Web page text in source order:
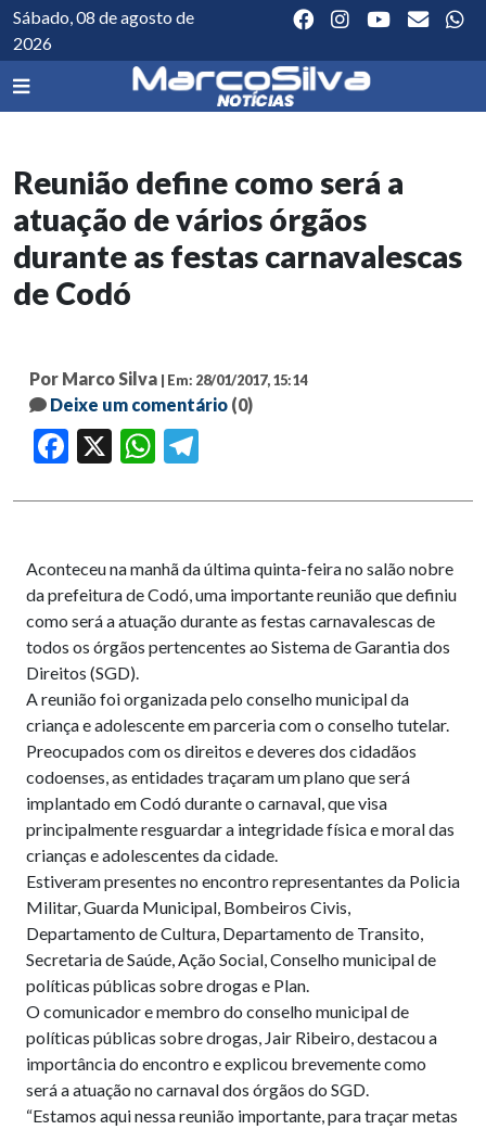
Sábado, 08 de agosto de
2026
Reunião define como será a
atuação de vários órgãos
durante as festas carnavalescas
de Codó
Por Marco Silva | Em: 28/01/2017, 15:14
Deixe um comentário (0)
Facebook WhatsApp
Aconteceu na manhã da última quinta-feira no salão nobre
da prefeitura de Codó, uma importante reunião que definiu
como será a atuação durante as festas carnavalescas de
todos os órgãos pertencentes ao Sistema de Garantia dos
Direitos (SGD).
A reunião foi organizada pelo conselho municipal da
criança e adolescente em parceria com o conselho tutelar.
Preocupados com os direitos e deveres dos cidadãos
codoenses, as entidades traçaram um plano que será
implantado em Codó durante o carnaval, que visa
principalmente resguardar a integridade física e moral das
crianças e adolescentes da cidade.
Estiveram presentes no encontro representantes da Policia
Militar, Guarda Municipal, Bombeiros Civis,
Departamento de Cultura, Departamento de Transito,
Secretaria de Saúde, Ação Social, Conselho municipal de
políticas públicas sobre drogas e Plan.
O comunicador e membro do conselho municipal de
políticas públicas sobre drogas, Jair Ribeiro, destacou a
importância do encontro e explicou brevemente como
será a atuação no carnaval dos órgãos do SGD.
“Estamos aqui nessa reunião importante, para traçar metas